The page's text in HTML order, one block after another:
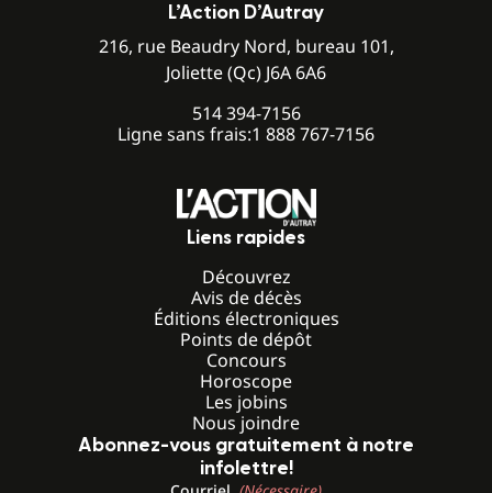
L’Action D’Autray
216, rue Beaudry Nord, bureau 101,
Joliette (Qc) J6A 6A6
514 394-7156
Ligne sans frais:1 888 767-7156
Liens rapides
Découvrez
Avis de décès
Éditions électroniques
Points de dépôt
Concours
Horoscope
Les jobins
Nous joindre
Abonnez-vous gratuitement à notre
infolettre!